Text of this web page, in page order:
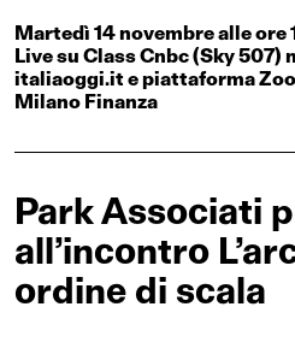
Martedì 14 novembre alle ore
Live su Class Cnbc (Sky 507)
italiaoggi.it e piattaforma
Milano Finanza
Park Associati
all’incontro
ordine di scala